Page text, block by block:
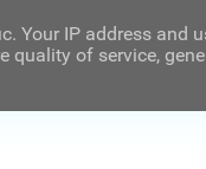
Your IP address and
quality of service,